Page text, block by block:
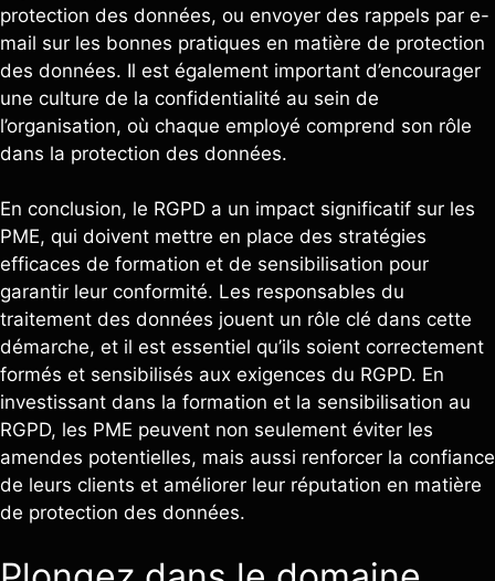
protection des données, ou envoyer des rappels par e-
mail sur les bonnes pratiques en matière de protection
des données. Il est également important d’encourager
une culture de la confidentialité au sein de
l’organisation, où chaque employé comprend son rôle
dans la protection des données.
En conclusion, le RGPD a un impact significatif sur les
PME, qui doivent mettre en place des stratégies
efficaces de formation et de sensibilisation pour
garantir leur conformité. Les responsables du
traitement des données jouent un rôle clé dans cette
démarche, et il est essentiel qu’ils soient correctement
formés et sensibilisés aux exigences du RGPD. En
investissant dans la formation et la sensibilisation au
RGPD, les PME peuvent non seulement éviter les
amendes potentielles, mais aussi renforcer la confiance
de leurs clients et améliorer leur réputation en matière
de protection des données.